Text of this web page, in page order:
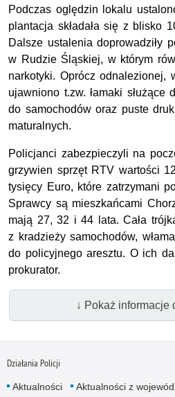
Podczas oględzin lokalu
plantacja składała się z blisko
Dalsze ustalenia doprowadziły
w Rudzie Śląskiej, w którym
narkotyki. Oprócz odnalezionej,
ujawniono t.zw. łamaki służące
do samochodów oraz puste
maturalnych.
Policjanci zabezpieczyli na
grzywien sprzęt RTV wartości
tysięcy Euro, które zatrzymani
Sprawcy są mieszkańcami
mają 27, 32 i 44 lata. Cała
z kradzieży samochodów,
do policyjnego aresztu. O ich
prokurator.
↓ Pokaż informacje
Działania Policji
Aktualności Aktualności z